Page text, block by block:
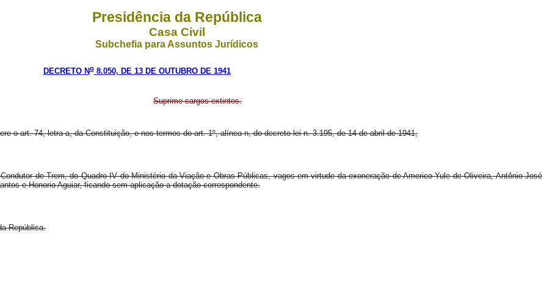
Presidência da República
Casa Civil
Subchefia para Assuntos Jurídicos
DECRETO No8.050, DE 13 DE OUTUBRO DE 1941
Suprime cargos extintos.
o art. 74, letra a, da Constituição, e nos termos do art. 1º, alínea n, do decreto-lei n. 3.195, de 14 de abril de 1941,
de Trem, do Quadro IV do Ministério da Viação e Obras Públicas, vagos em virtude da exoneração de Americo Yule de Oliveira, Antônio José
e Honorio Aguiar, ficando sem aplicação a dotação correspondente.
República.